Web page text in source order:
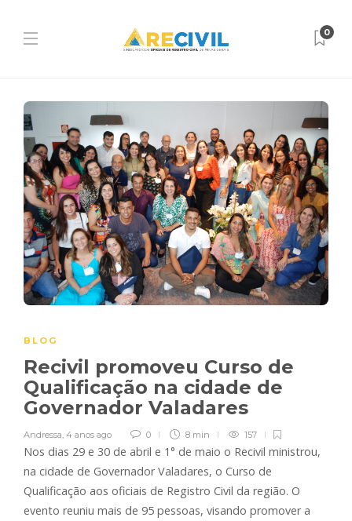
0
BLOG
Recivil promoveu Curso de
Qualificação na cidade de
Governador Valadares
Andressa 4 anos ago 0 8 min 157
Nos dias 29 e 30 de abril e 1° de maio o Recivil ministrou,
na cidade de Governador Valadares, o Curso de
Qualificação aos oficiais de Registro Civil da região. O
evento reuniu mais de 95 pessoas, visando promover a